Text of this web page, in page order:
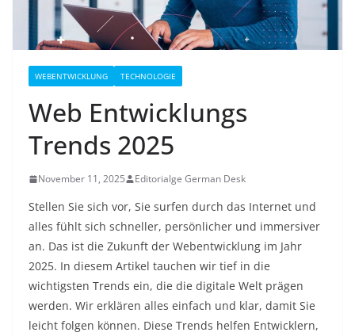
WEBENTWICKLUNG TECHNOLOGIE
Web Entwicklungs
Trends 2025
November 11, 2025 Editorialge German Desk
Stellen Sie sich vor, Sie surfen durch das Internet und
alles fühlt sich schneller, persönlicher und immersiver
an. Das ist die Zukunft der Webentwicklung im Jahr
2025. In diesem Artikel tauchen wir tief in die
wichtigsten Trends ein, die die digitale Welt prägen
werden. Wir erklären alles einfach und klar, damit Sie
leicht folgen können. Diese Trends helfen Entwicklern,